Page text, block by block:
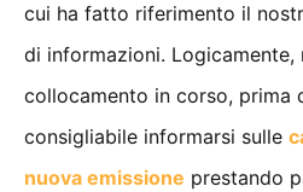
cui ha fatto riferimento il
di informazioni.
collocamento in corso, prima
consigliabile informarsi sulle
nuova emissione prestando